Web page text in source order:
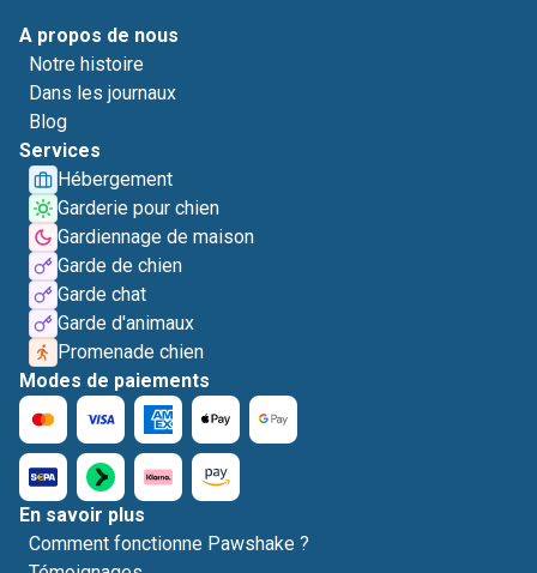
A propos de nous
Notre histoire
Dans les journaux
Blog
Services
Hébergement
Garderie pour chien
Gardiennage de maison
Garde de chien
Garde chat
Garde d'animaux
Promenade chien
Modes de paiements
En savoir plus
Comment fonctionne Pawshake ?